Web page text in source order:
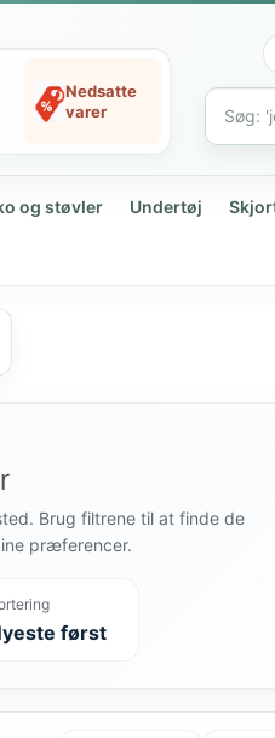
Nedsatte
varer
Søg
og støvler Undertøj
Brug filtrene til at finde de
præferencer.
først